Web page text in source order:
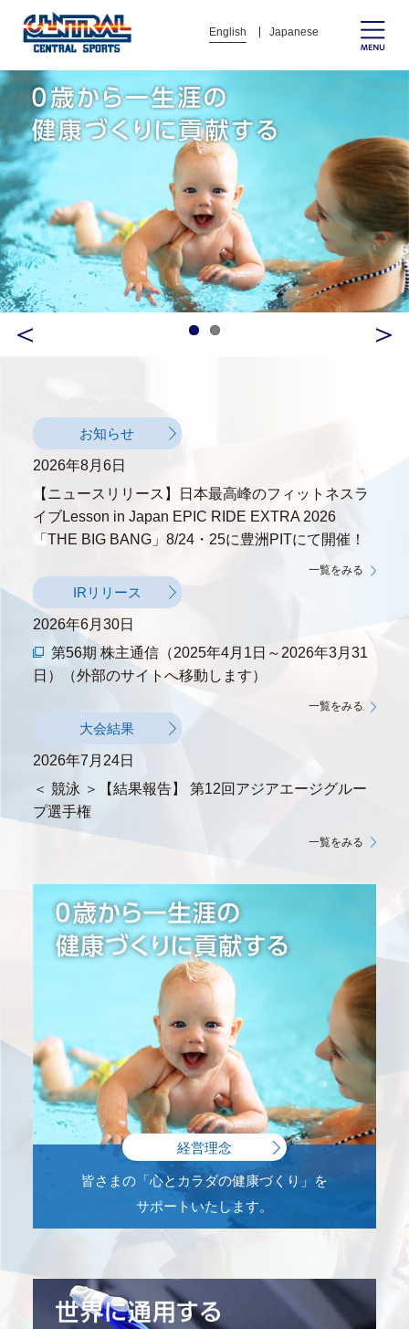
English Japanese
お知らせ
2026年8月6日
【ニュースリリース】日本最高峰のフィットネスラ
イブLesson in Japan EPIC RIDE EXTRA 2026
「THE BIG BANG」8/24・25に豊洲PITにて開催！
一覧をみる
IRリリース
2026年6月30日
第56期 株主通信（2025年4月1日～2026年3月31
日）
（外部のサイトへ移動します）
一覧をみる
大会結果
2026年7月24日
＜ 競泳 ＞【結果報告】 第12回アジアエージグルー
プ選手権
一覧をみる
経営理念
皆さまの「心とカラダの健康づくり」を
サポートいたします。